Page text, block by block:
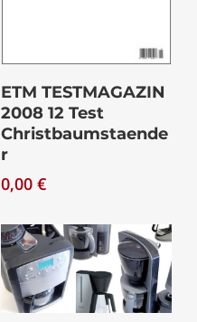
Download
ETM TESTMAGAZIN
2008 12 Test
Christbaumstaende
r
0,00€